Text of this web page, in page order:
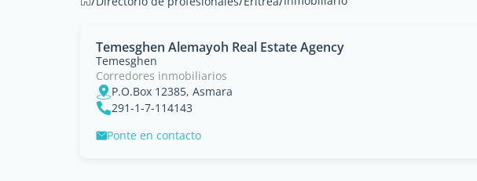
Temesghen Alemayoh Real Estate Agency
Temesghen
Corredores inmobiliarios
P.O.Box 12385, Asmara
291-1-7-114143
Ponte en contacto